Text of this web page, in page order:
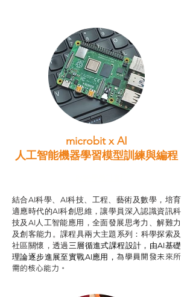
microbit x AI
人工智能機器學習模型訓練與編程
結合AI科學、AI科技、工程、藝術及數學，培育
適應時代的AI科創思維，讓學員深入認識資訊科
技及AI人工智能應用，全面發展思考力、解難力
及創客能力。課程具兩大主題系列：科學探索及
社區關懷，透過三層循進式課程設計， 由AI基礎
理論逐步進展至實戰AI應用， 為學員開發未來所
需的核心能力。